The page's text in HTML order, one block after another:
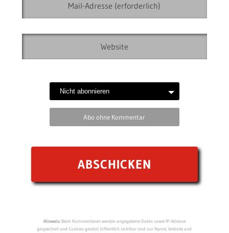
Abo ohne Kommentar
Hinweis:Beim Kommentieren werden angegebene Daten sowie IP-Adresse
gespeichert und Cookies gesetzt (öffentlich sichtbar sind nur Name, Website und